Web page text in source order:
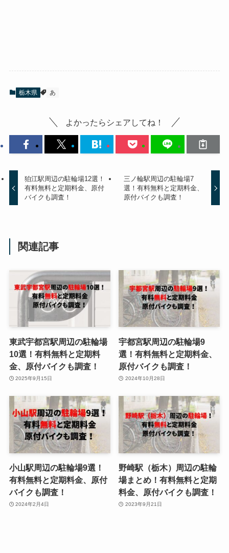
栃木県 あ
よかったらシェアしてね！
狛江駅周辺の駐輪場12選！
有料無料と定期料金、原付
バイクも調査！
三ノ輪駅周辺の駐輪場7
選！有料無料と定期料金、
原付バイクも調査！
関連記事
東武宇都宮駅周辺の駐輪場
10選！有料無料と定期料
金、原付バイクも調査！
2025年9月15日
宇都宮駅周辺の駐輪場9
選！有料無料と定期料金、
原付バイクも調査！
2024年10月28日
小山駅周辺の駐輪場9選！
有料無料と定期料金、原付
バイクも調査！
2024年2月4日
野崎駅（栃木）周辺の駐輪
場まとめ！有料無料と定期
料金、原付バイクも調査！
2023年9月21日